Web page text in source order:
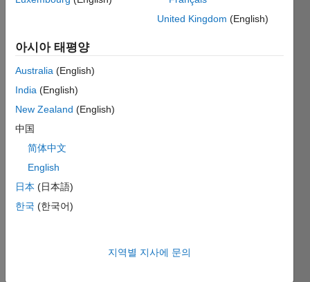
I have
been
devel
a VST
using
the
Audio
Plugin
Class
on
Audio
United Kingdom (English)
아시아 태평양
Australia (English)
India (English)
New Zealand (English)
中国
简体中文
English
日本 (日本語)
한국 (한국어)
지역별 지사에 문의